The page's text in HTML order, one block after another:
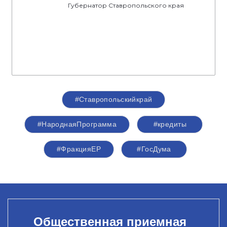
Губернатор Ставропольского края
#Ставропольскийкрай
#НароднаяПрограмма #кредиты
#ФракцияЕР #ГосДума
Общественная приемная